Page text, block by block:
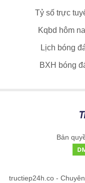
Tỷ số trực
Kqbd hôm
Lịch bóng
BXH bóng
Bản
tructiep24h.co -